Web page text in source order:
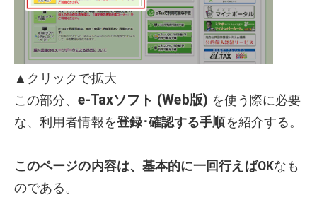
▲クリックで拡大
この部分、e-Taxソフト (Web版) を使う際に必要
な、利用者情報を登録･確認する手順を紹介する。
このページの内容は、基本的に一回行えばOKなも
のである。